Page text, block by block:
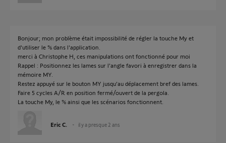
Bonjour; mon problème était impossibilité de régler la touche My et
d'utiliser le % dans l'application.
merci à Christophe H, ces manipulations ont fonctionné pour moi
Rappel : Positionnez les lames sur l'angle favori à enregistrer dans la
mémoire MY.
Restez appuyé sur le bouton MY jusqu'au déplacement bref des lames.
Faire 5 cycles A/R en position fermé/ouvert de la pergola.
La touche My, le % ainsi que les scénarios fonctionnent.
Eric C. il y a presque 2 ans